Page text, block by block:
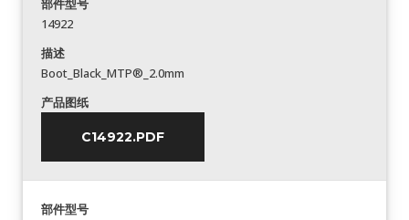
部件型号
14922
描述
Boot_Black_MTP®_2.0mm
产品图纸
C14922.PDF
部件型号